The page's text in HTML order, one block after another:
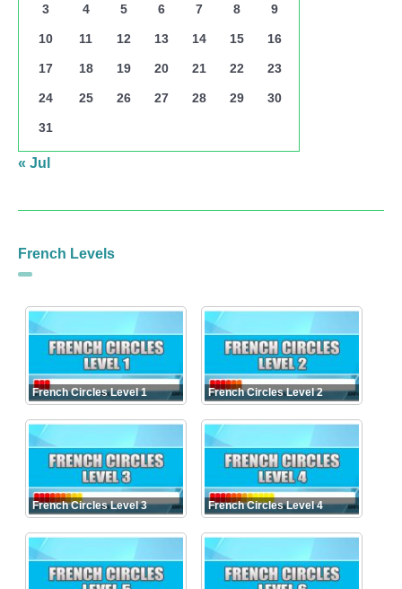
3 4 5 6 7 8 9
10 11 12 13 14 15 16
17 18 19 20 21 22 23
24 25 26 27 28 29 30
31
« Jul
French Levels
French Circles Level 1 French Circles Level 2
French Circles Level 3 French Circles Level 4